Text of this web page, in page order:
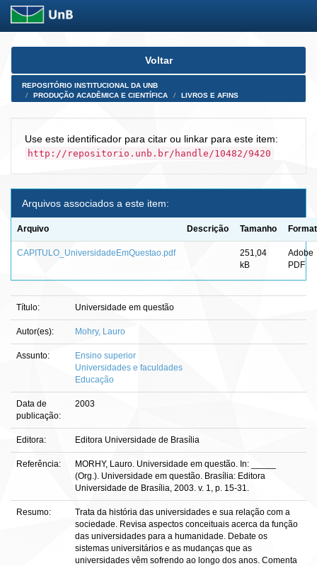
Skip
Voltar
REPOSITÓRIO INSTITUCIONAL DA UNB
PRODUÇÃO ACADÊMICA E CIENTÍFICA
LIVROS E AFINS
Use este identificador para citar ou linkar para este item:
http://repositorio.unb.br/handle/10482/9420
Arquivos associados a este item:
Arquivo Descrição Tamanho
CAPITULO_UniversidadeEmQuestao.pdf
251,04
kB
Adobe
PDF
Título: Universidade em questão
Autor(es): Mohry, Lauro
Assunto:
Ensino superior
Universidades e faculdades
Educação
Data de
publicação:
2003
Editora: Editora Universidade de Brasília
Referência:
MORHY, Lauro. Universidade em questão. In: _____
(Org.). Universidade em questão. Brasília: Editora
Universidade de Brasília, 2003. v. 1, p. 15-31.
Resumo:
Trata da história das universidades e sua relação com a
sociedade. Revisa aspectos conceituais acerca da função
das universidades para a humanidade. Debate os
sistemas universitários e as mudanças que as
universidades vêm sofrendo ao longo dos anos. Comenta